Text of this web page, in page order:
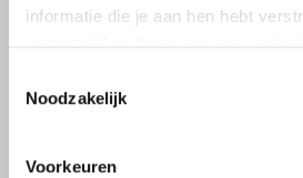
informatie die je aan hen hebt
Noodzakelijk
Voorkeuren